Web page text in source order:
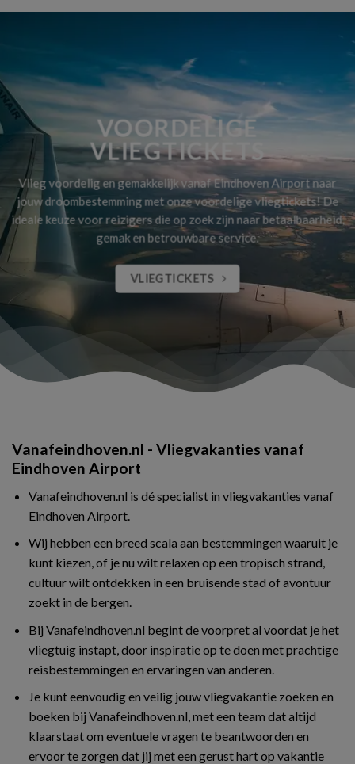
VOORDELIGE
VLIEGTICKETS
Vlieg voordelig en gemakkelijk vanaf Eindhoven Airport naar
jouw droombestemming met onze voordelige vliegtickets! De
ideale keuze voor reizigers die op zoek zijn naar betaalbaarheid,
gemak en betrouwbare service.
VLIEGTICKETS
Vanafeindhoven.nl - Vliegvakanties vanaf
Eindhoven Airport
Vanafeindhoven.nl is dé specialist in vliegvakanties vanaf
Eindhoven Airport.
Wij hebben een breed scala aan bestemmingen waaruit je
kunt kiezen, of je nu wilt relaxen op een tropisch strand,
cultuur wilt ontdekken in een bruisende stad of avontuur
zoekt in de bergen.
Bij Vanafeindhoven.nl begint de voorpret al voordat je het
vliegtuig instapt, door inspiratie op te doen met prachtige
reisbestemmingen en ervaringen van anderen.
Je kunt eenvoudig en veilig jouw vliegvakantie zoeken en
boeken bij Vanafeindhoven.nl, met een team dat altijd
klaarstaat om eventuele vragen te beantwoorden en
ervoor te zorgen dat jij met een gerust hart op vakantie